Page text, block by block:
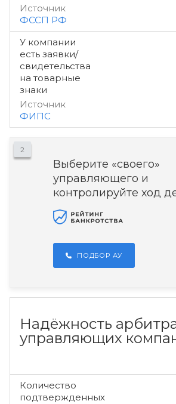
Источник
ФССП РФ
У компании
есть заявки/
свидетельства
на товарные
знаки
Источник
ФИПС
2
Выберите «своего»
управляющего и
контролируйте ход
ПОДБОР АУ
Надёжность
управляющих
Количество
подтвержденных